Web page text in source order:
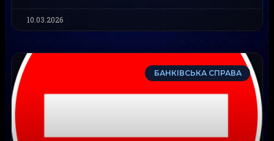
10.03.2026
БАНКІВСЬКА СПРАВА